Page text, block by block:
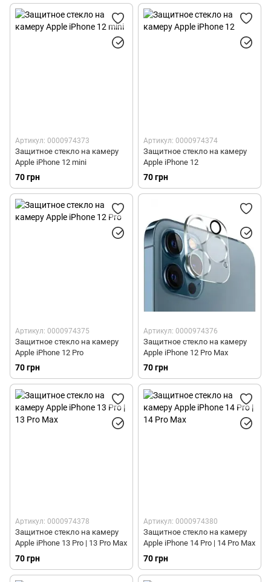
Артикул: 0000974373
Защитное стекло на камеру
Apple iPhone 12 mini
70 грн
Артикул: 0000974374
Защитное стекло на камеру
Apple iPhone 12
70 грн
Артикул: 0000974375
Защитное стекло на камеру
Apple iPhone 12 Pro
70 грн
Артикул: 0000974376
Защитное стекло на камеру
Apple iPhone 12 Pro Max
70 грн
Артикул: 0000974378
Защитное стекло на камеру
Apple iPhone 13 Pro | 13 Pro Max
70 грн
Артикул: 0000974380
Защитное стекло на камеру
Apple iPhone 14 Pro | 14 Pro Max
70 грн